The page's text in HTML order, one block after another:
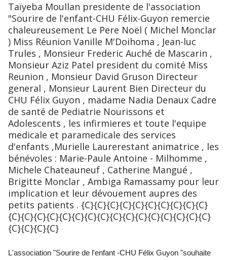
Taïyeba Moullan presidente de l'association
"Sourire de l'enfant-CHU Félix-Guyon remercie
chaleureusement Le Pere Noël ( Michel Monclar
) Miss Réunion Vanille M'Doihoma , Jean-luc
Trules , Monsieur Frederic Auché de Mascarin ,
Monsieur Aziz Patel president du comité Miss
Reunion , Monsieur David Gruson Directeur
general , Monsieur Laurent Bien Directeur du
CHU Félix Guyon , madame Nadia Denaux Cadre
de santé de Pediatrie Nourissons et
Adolescents , les infirmieres et toute l'equipe
medicale et paramedicale des services
d'enfants ,Murielle Laurerestant animatrice , les
bénévoles : Marie-Paule Antoine - Milhomme ,
Michele Chateauneuf , Catherine Mangué ,
Brigitte Monclar , Ambiga Ramassamy pour leur
implication et leur dévouement aupres des
petits patients . {C}{C}{C}{C}{C}{C}{C}{C}{C}{C}
{C}{C}{C}{C}{C}{C}{C}{C}{C}{C}{C}{C}{C}{C}{C}{C}
{C}{C}{C}{C}
L'association "Sourire de l'enfant -CHU Félix Guyon "souhaite